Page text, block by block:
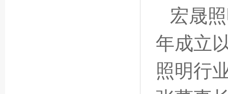
宏晟
年成立
照明行